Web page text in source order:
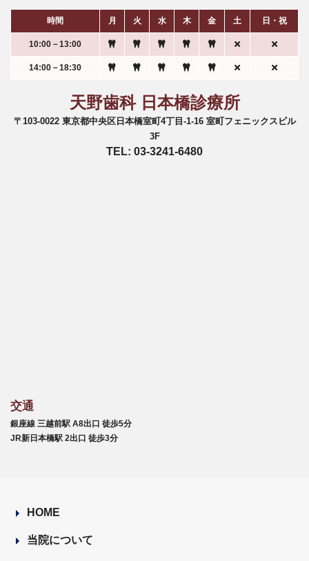
時間 月 火 水 木 金 土 日・祝
10:00－13:00
14:00－18:30
天野歯科 日本橋診療所
〒103-0022 東京都中央区日本橋室町4丁目-1-16 室町フェニックスビル
3F
TEL: 03-3241-6480
交通
銀座線 三越前駅 A8出口 徒歩5分
JR新日本橋駅 2出口 徒歩3分
HOME
当院について